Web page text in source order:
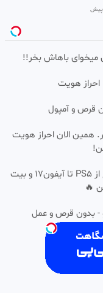
گرفت
در جمهوری
آلمان به ضرب
قرص و آمپول
تتر. همین الان احراز هویت
گردونه شانس بدون پوچ از PS5 تا آیفون17 و بیت
🔥
- بدون قرص و عمل